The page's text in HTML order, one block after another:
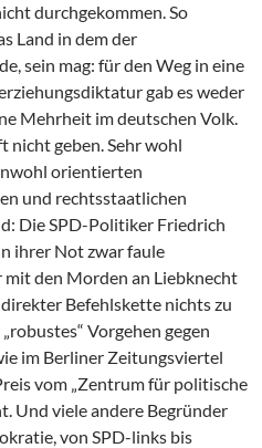
durchgekommen. So
Land in dem der
sein mag: für den Weg in eine
gab es weder
Mehrheit im deutschen Volk.
nicht geben. Sehr wohl
orientierten
und rechtsstaatlichen
Die SPD-Politiker Friedrich
ihrer Not zwar faule
mit den Morden an Liebknecht
Befehlskette nichts zu
Vorgehen gegen
im Berliner Zeitungsviertel
vom „Zentrum für politische
Und viele andere Begründer
von SPD-links bis